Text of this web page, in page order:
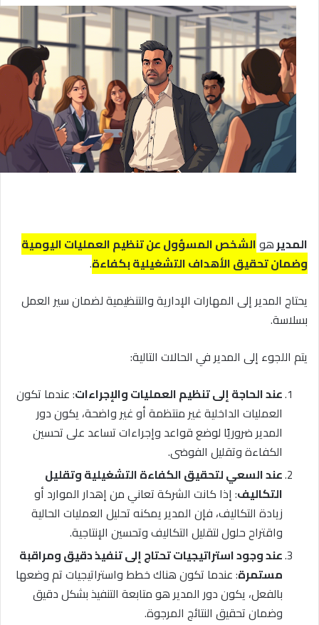
المديرهوالشخص المسؤول عن تنظيم العمليات اليومية
وضمان تحقيق الأهداف التشغيلية بكفاءة.
يحتاج المدير إلى المهارات الإدارية والتنظيمية لضمان سير العمل
بسلاسة.
يتم اللجوء إلى المدير في الحالات التالية:
عند الحاجة إلى تنظيم العمليات والإجراءات: عندما تكون
العمليات الداخلية غير منتظمة أو غير واضحة، يكون دور
المدير ضروريًا لوضع قواعد وإجراءات تساعد على تحسين
الكفاءة وتقليل الفوضى.
عند السعي لتحقيق الكفاءة التشغيلية وتقليل
التكاليف: إذا كانت الشركة تعاني من إهدار الموارد أو
زيادة التكاليف، فإن المدير يمكنه تحليل العمليات الحالية
واقتراح حلول لتقليل التكاليف وتحسين الإنتاجية.
عند وجود استراتيجيات تحتاج إلى تنفيذ دقيق ومراقبة
مستمرة: عندما تكون هناك خطط واستراتيجيات تم وضعها
بالفعل، يكون دور المدير هو متابعة التنفيذ بشكل دقيق
وضمان تحقيق النتائج المرجوة.